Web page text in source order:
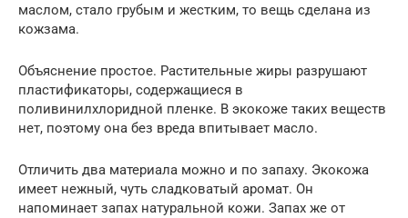
маслом, стало грубым и жестким, то вещь сделана из
кожзама.
Объяснение простое. Растительные жиры разрушают
пластификаторы, содержащиеся в
поливинилхлоридной пленке. В экокоже таких веществ
нет, поэтому она без вреда впитывает масло.
Отличить два материала можно и по запаху. Экокожа
имеет нежный, чуть сладковатый аромат. Он
напоминает запах натуральной кожи. Запах же от